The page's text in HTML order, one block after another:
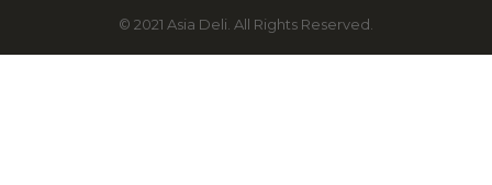
© 2021 Asia Deli. All Rights Reserved.